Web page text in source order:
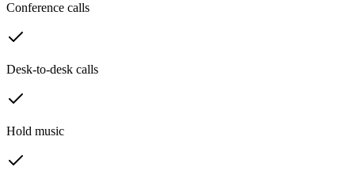
Conference calls
Desk-to-desk calls
Hold music